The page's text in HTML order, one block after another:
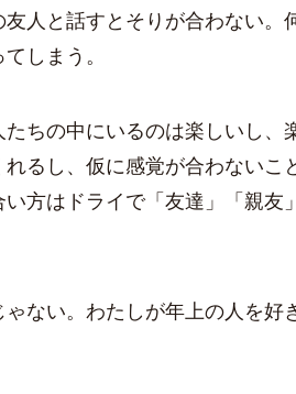
友人と話すとそりが合わない。
しまう。
たちの中にいるのは楽しいし、
るし、仮に感覚が合わないこ
い方はドライで「友達」「親友
ない。わたしが年上の人を好